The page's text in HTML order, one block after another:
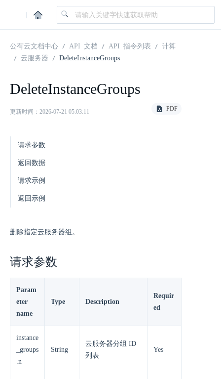
|
公有云文档中心 API 文档 API 指令列表
计算
云服务器
DeleteInstanceGroups
DeleteInstanceGroups
更新时间：2026-07-21 05:03:11 PDF
请求参数
返回数据
请求示例
返回示例
删除指定云服务器组。
请求参数
Param
eter
name
Type Description
Requir
ed
instance
_groups
.n
String
云服务器分组 ID
列表
Yes